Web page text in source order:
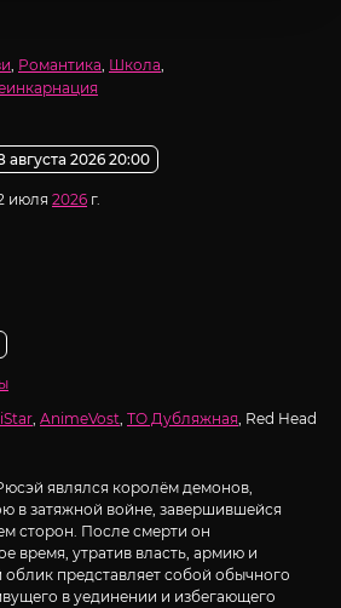
, Романтика, Школа,
августа 2026 20:00
июля 2026 г.
, AnimeVost, ТО Дубляжная, Red Head
являлся королём демонов,
в затяжной войне, завершившейся
сторон. После смерти он
время, утратив власть, армию и
представляет собой обычного
в уединении и избегающего